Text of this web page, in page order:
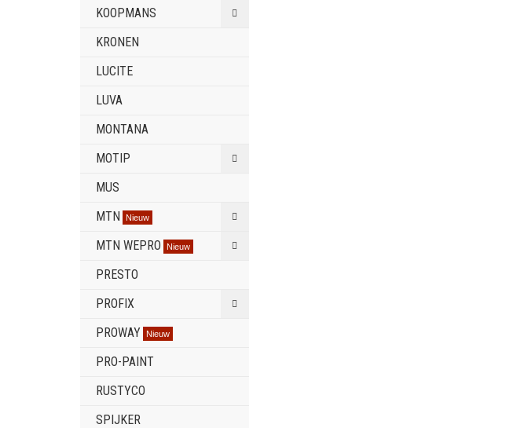
KOOPMANS
KRONEN
LUCITE
LUVA
MONTANA
MOTIP
MUS
MTN
Nieuw
MTN WEPRO Nieuw
PRESTO
PROFIX
PROWAY Nieuw
PRO-PAINT
RUSTYCO
SPIJKER